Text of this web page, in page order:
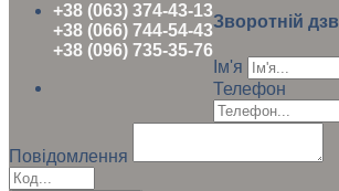
+38 (063) 374-43-13
+38 (066) 744-54-43
+38 (096) 735-35-76
Зворотній
Ім'я
Телефон
Повідомлення